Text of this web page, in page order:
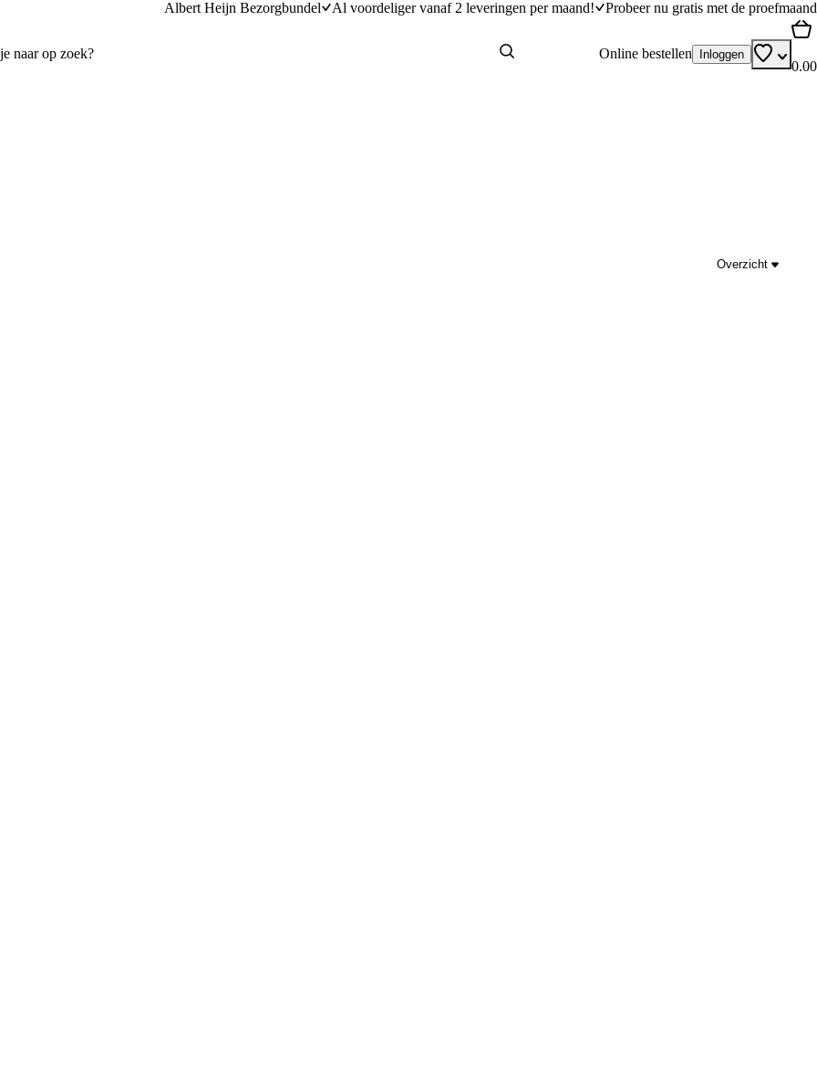
Albert Heijn Bezorgbundel Al voordeliger vanaf 2 leveringen per maand! Probeer nu gratis met de proefmaand
Online bestellen Inloggen
0.00
Overzicht